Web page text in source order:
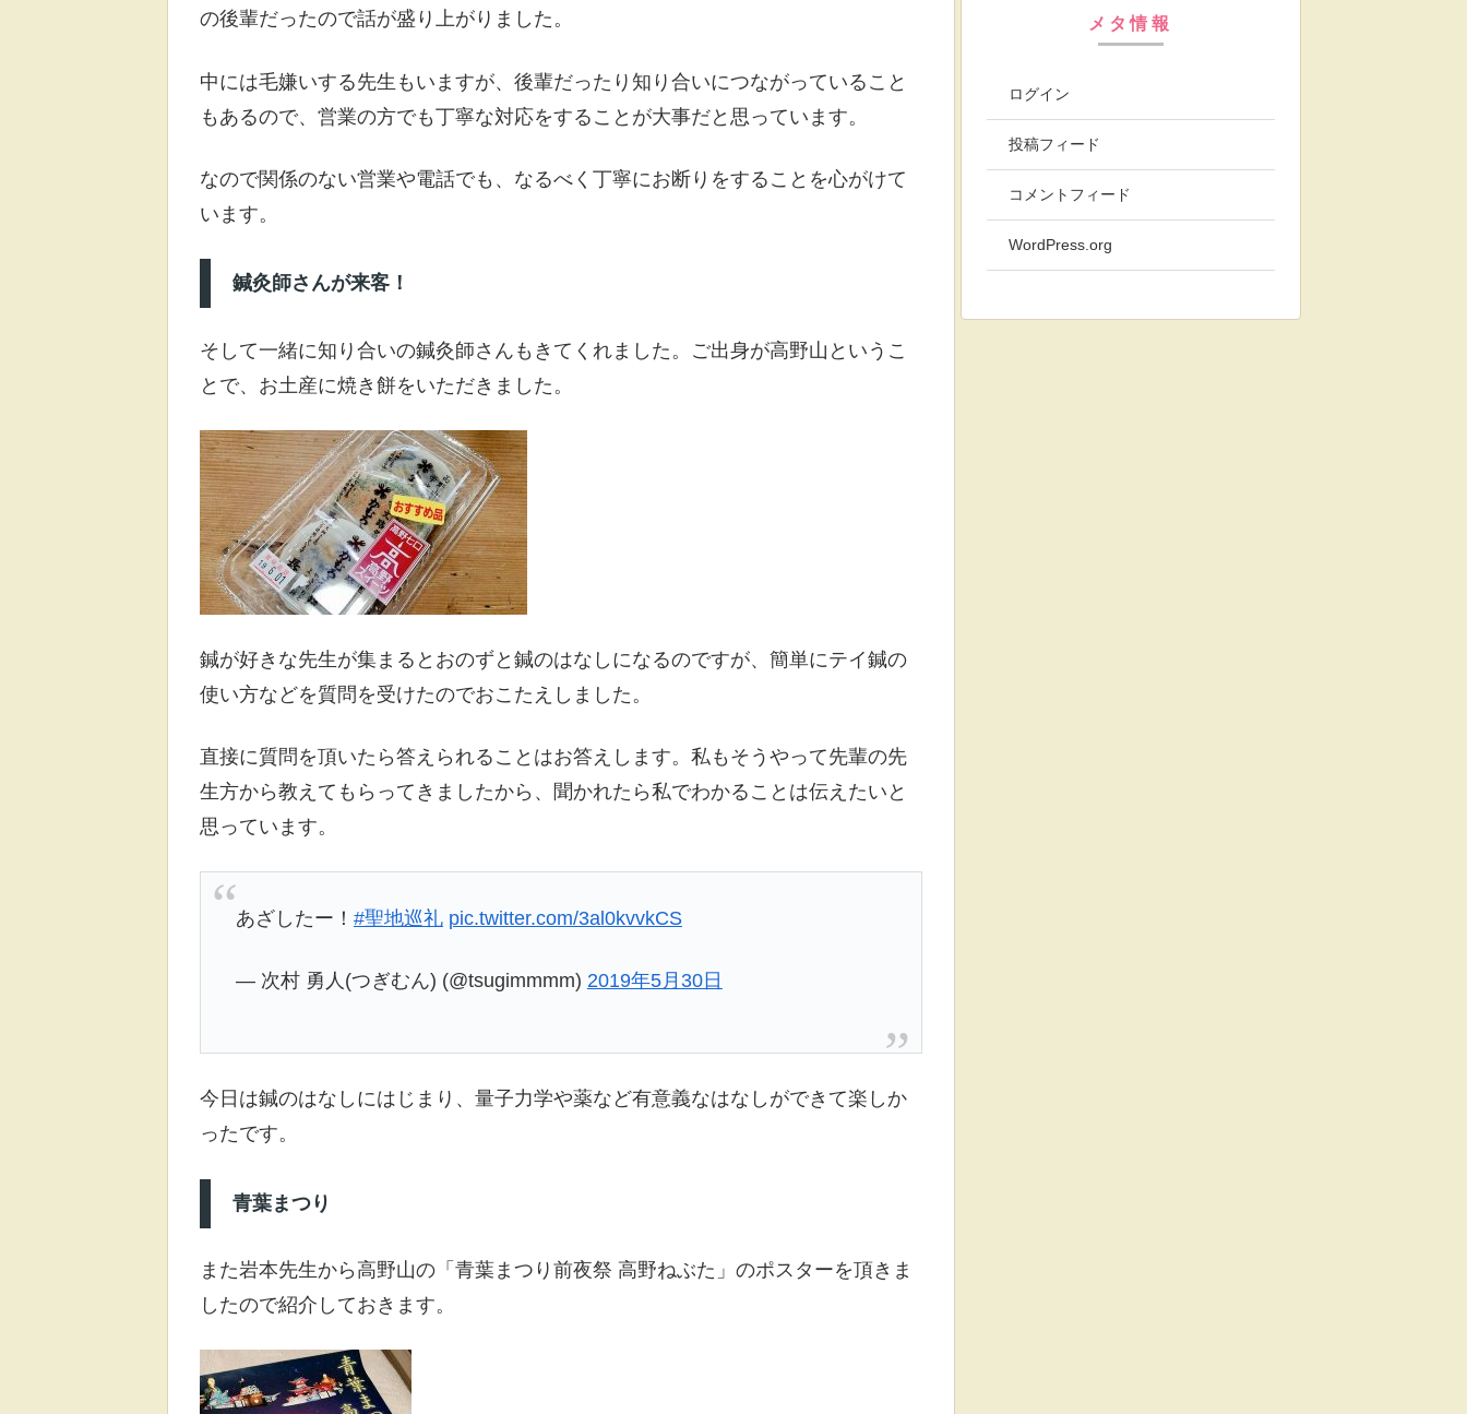
の後輩だったので話が盛り上がりました。
中には毛嫌いする先生もいますが、後輩だったり知り合いにつながっていること
もあるので、営業の方でも丁寧な対応をすることが大事だと思っています。
なので関係のない営業や電話でも、なるべく丁寧にお断りをすることを心がけて
います。
鍼灸師さんが来客！
そして一緒に知り合いの鍼灸師さんもきてくれました。ご出身が高野山というこ
とで、お土産に焼き餅をいただきました。
鍼が好きな先生が集まるとおのずと鍼のはなしになるのですが、簡単にテイ鍼の
使い方などを質問を受けたのでおこたえしました。
直接に質問を頂いたら答えられることはお答えします。私もそうやって先輩の先
生方から教えてもらってきましたから、聞かれたら私でわかることは伝えたいと
思っています。
あざしたー！ #聖地巡礼 pic.twitter.com/3al0kvvkCS
— 次村 勇人(つぎむん) (@tsugimmmm) 2019年5月30日
今日は鍼のはなしにはじまり、量子力学や薬など有意義なはなしができて楽しか
ったです。
青葉まつり
また岩本先生から高野山の「青葉まつり前夜祭 高野ねぶた」のポスターを頂きま
したので紹介しておきます。
メタ情報
ログイン
投稿フィード
コメントフィード
WordPress.org